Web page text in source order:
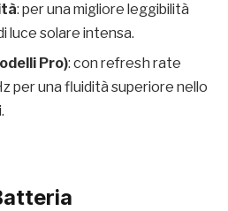
: per una migliore leggibilità
luce solare intensa.
Pro): con refresh rate
per una fluidità superiore nello